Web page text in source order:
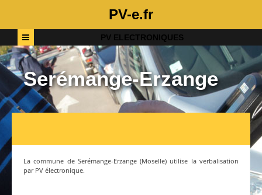
PV-e.fr
PV ELECTRONIQUES
Serémange-Erzange
La commune de Serémange-Erzange(Moselle) utilise la verbalisation
par PV électronique.